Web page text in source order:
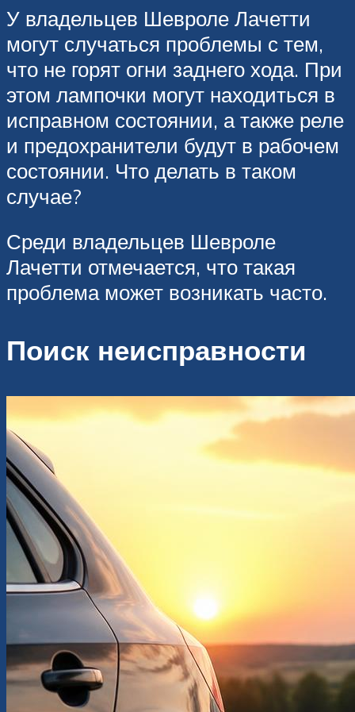
У владельцев Шевроле Лачетти
могут случаться проблемы с тем,
что не горят огни заднего хода. При
этом лампочки могут находиться в
исправном состоянии, а также реле
и предохранители будут в рабочем
состоянии. Что делать в таком
случае?
Среди владельцев Шевроле
Лачетти отмечается, что такая
проблема может возникать часто.
Поиск неисправности